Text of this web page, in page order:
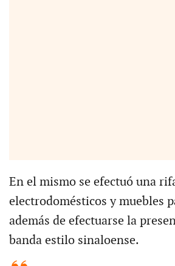
En el mismo se efectuó una
electrodomésticos y muebles
además de efectuarse la
banda estilo sinaloense.